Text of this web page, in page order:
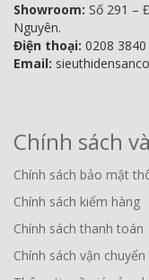
Showroom: Số 291 –
Nguyên.
Điện thoại: 0208
Email:
Chính sách
Chính sách bảo mật
Chính sách kiểm hàng
Chính sách thanh toán
Chính sách vận